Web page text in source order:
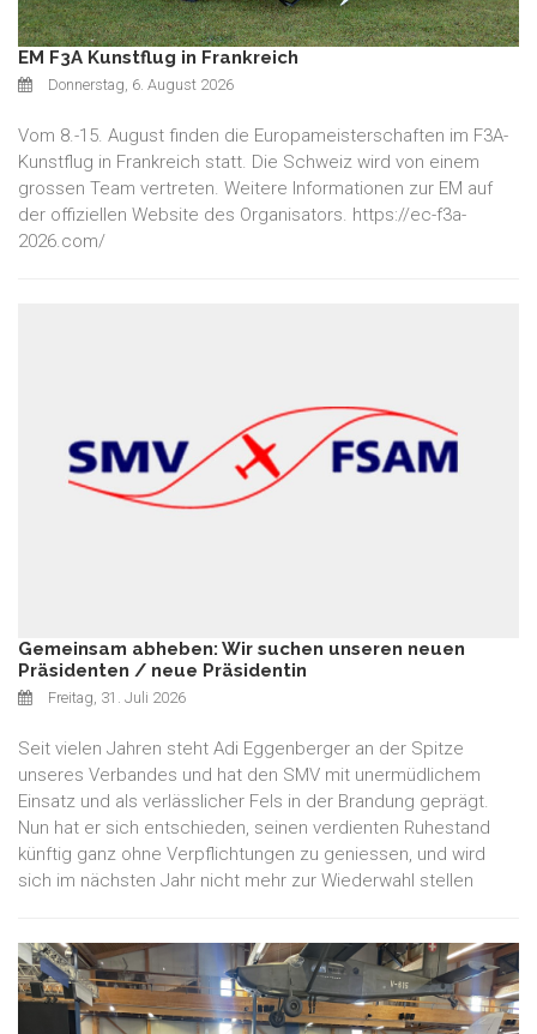
EM F3A Kunstflug in Frankreich
Donnerstag, 6. August 2026
Vom 8.-15. August finden die Europameisterschaften im F3A-
Kunstflug in Frankreich statt. Die Schweiz wird von einem
grossen Team vertreten. Weitere Informationen zur EM auf
der offiziellen Website des Organisators. https://ec-f3a-
2026.com/
Gemeinsam abheben: Wir suchen unseren neuen
Präsidenten / neue Präsidentin
Freitag, 31. Juli 2026
Seit vielen Jahren steht Adi Eggenberger an der Spitze
unseres Verbandes und hat den SMV mit unermüdlichem
Einsatz und als verlässlicher Fels in der Brandung geprägt.
Nun hat er sich entschieden, seinen verdienten Ruhestand
künftig ganz ohne Verpflichtungen zu geniessen, und wird
sich im nächsten Jahr nicht mehr zur Wiederwahl stellen